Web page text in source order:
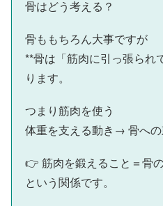
骨はどう考える？
骨ももちろん大事ですが
**骨は「筋肉に引っ張られ
ります。
つまり筋肉を使う
体重を支える動き→ 骨へ
👉 筋肉を鍛えること＝骨
という関係です。